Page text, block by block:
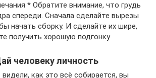
* Обратите внимание, что грудь
спереди. Сначала сделайте вырезы
начать сборку. И сделайте их шире,
получить хорошую подгонку
человеку личность
как это всё собирается, вы